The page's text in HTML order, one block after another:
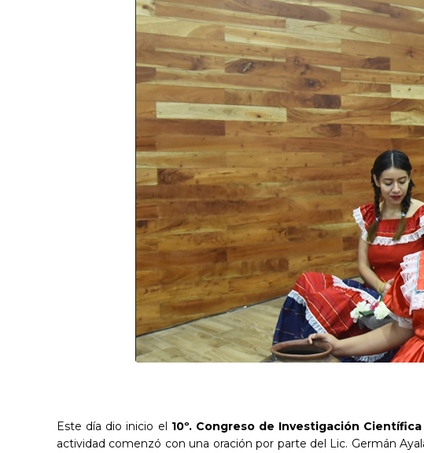
Este día dio inicio el 10º. Congreso de Investigación
actividad comenzó con una oración por parte del Lic. Germán